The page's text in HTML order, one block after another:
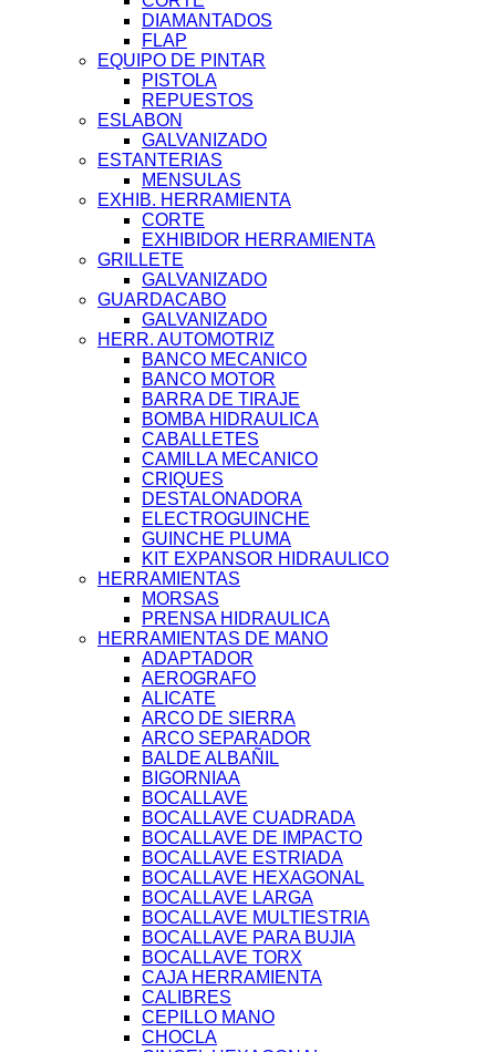
DIAMANTADOS
FLAP
EQUIPO DE PINTAR
PISTOLA
REPUESTOS
ESLABON
GALVANIZADO
ESTANTERIAS
MENSULAS
EXHIB. HERRAMIENTA
CORTE
EXHIBIDOR HERRAMIENTA
GRILLETE
GALVANIZADO
GUARDACABO
GALVANIZADO
HERR. AUTOMOTRIZ
BANCO MECANICO
BANCO MOTOR
BARRA DE TIRAJE
BOMBA HIDRAULICA
CABALLETES
CAMILLA MECANICO
CRIQUES
DESTALONADORA
ELECTROGUINCHE
GUINCHE PLUMA
KIT EXPANSOR HIDRAULICO
HERRAMIENTAS
MORSAS
PRENSA HIDRAULICA
HERRAMIENTAS DE MANO
ADAPTADOR
AEROGRAFO
ALICATE
ARCO DE SIERRA
ARCO SEPARADOR
BALDE ALBAÑIL
BIGORNIAA
BOCALLAVE
BOCALLAVE CUADRADA
BOCALLAVE DE IMPACTO
BOCALLAVE ESTRIADA
BOCALLAVE HEXAGONAL
BOCALLAVE LARGA
BOCALLAVE MULTIESTRIA
BOCALLAVE PARA BUJIA
BOCALLAVE TORX
CAJA HERRAMIENTA
CALIBRES
CEPILLO MANO
CHOCLA